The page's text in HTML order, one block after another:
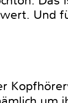
Und